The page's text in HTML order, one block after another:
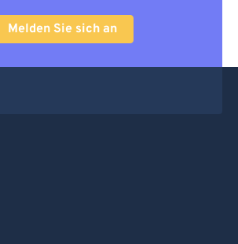
Melden Sie sich an